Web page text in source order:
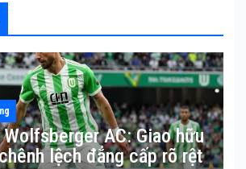
AC: Giao hữu
lệch đẳng cấp rõ rệt